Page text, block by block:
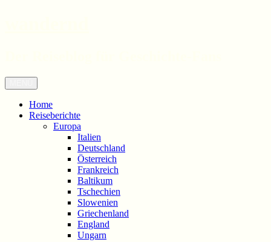
Zum
Inhalt
springen
Home
Reiseberichte
Europa
Italien
Deutschland
Österreich
Frankreich
Baltikum
Tschechien
Slowenien
Griechenland
England
Ungarn